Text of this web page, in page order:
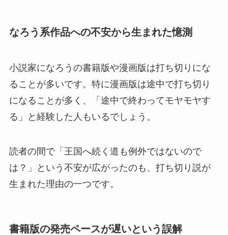
なろう系作品への不安から生まれた憶測
小説家になろうの書籍版や漫画版は打ち切りにな
ることが多いです。特に漫画版は途中で打ち切り
になることが多く、「途中で終わってモヤモヤす
る」と経験した人もいるでしょう。
読者の間で「王国へ続く道も例外ではないので
は？」という不安が広がったのも、打ち切り説が
生まれた理由の一つです。
書籍版の発売ペースが遅いという誤解